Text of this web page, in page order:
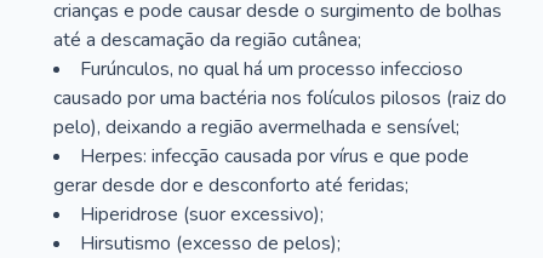
crianças e pode causar desde o surgimento de bolhas
até a descamação da região cutânea;
Furúnculos, no qual há um processo infeccioso
causado por uma bactéria nos folículos pilosos (raiz do
pelo), deixando a região avermelhada e sensível;
Herpes: infecção causada por vírus e que pode
gerar desde dor e desconforto até feridas;
Hiperidrose (suor excessivo);
Hirsutismo (excesso de pelos);